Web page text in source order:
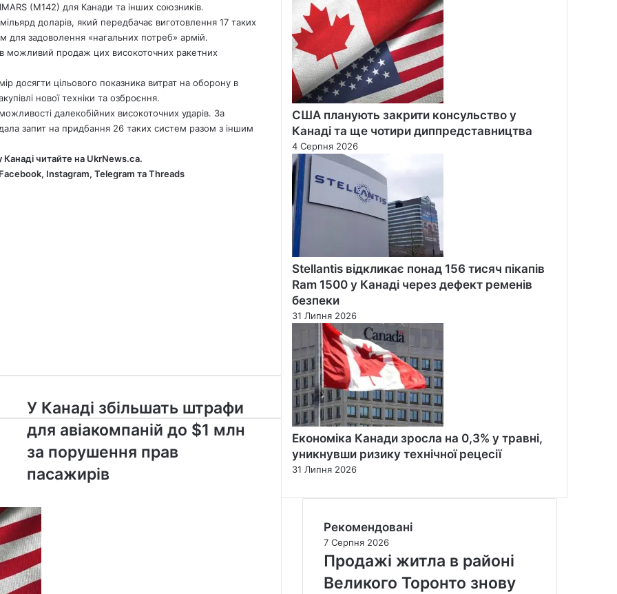
(M142) для Канади та інших союзників.
доларів, який передбачає виготовлення 17 таких
для задоволення «нагальних потреб» армій.
продаж цих високоточних ракетних
досягти цільового показника витрат на оборону в
нової техніки та озброєння.
далекобійних високоточних ударів. За
запит на придбання 26 таких систем разом з іншим
Канаді читайте на UkrNews.ca.
Facebook, Instagram, Telegram таThreads
У
Канаді
збільшать
штрафи
для
авіакомпаній
млн
за
порушення
прав
пасажирів
У Канаді збільшать штрафи
для авіакомпаній до $1 млн
за порушення прав
пасажирів
Close
США планують закрити консульство у
Канаді та ще чотири диппредставництва
4 Серпня 2026
Stellantis відкликає понад 156 тисяч пікапів
Ram 1500 у Канаді через дефект ременів
безпеки
31 Липня 2026
Економіка Канади зросла на 0,3% у травні,
уникнувши ризику технічної рецесії
31 Липня 2026
Рекомендовані
7 Серпня 2026
Продажі житла в районі
Великого Торонто знову